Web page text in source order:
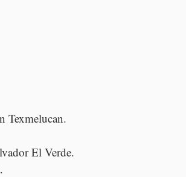
Texmelucan.
El Verde.